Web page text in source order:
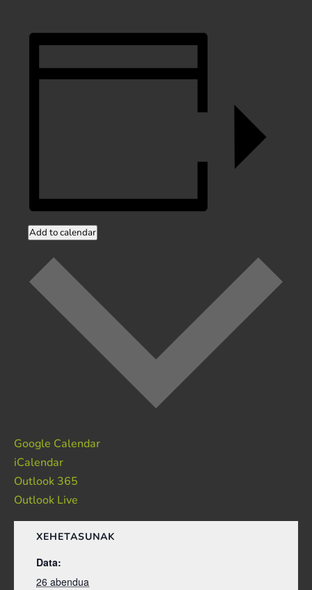
Add to calendar
Google Calendar
iCalendar
Outlook 365
Outlook Live
XEHETASUNAK
Data:
26 abendua